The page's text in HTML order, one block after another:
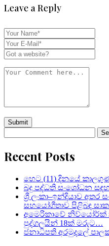
Leave a Reply
for:
Recent Posts
හෙට (11) දිනයේ
බදු පද්ධති සංශෝධන
ශ්‍රී ලංකා–ඉන්දියාව
සහයෝගීතාව පිළිබඳ
අමෙරිකාවේ
පුද්ගලයින් 18ක් මරුට…
ජනාධිපති අරමුදලේ